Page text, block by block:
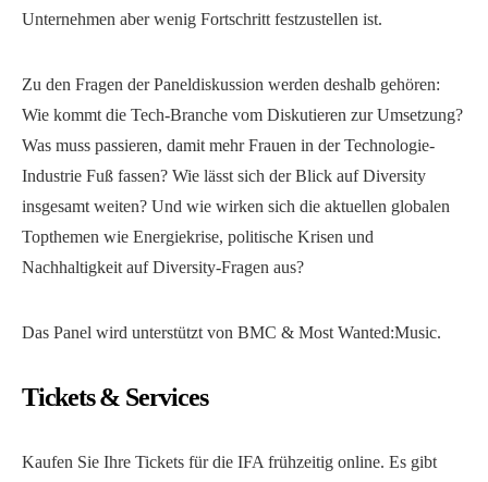
Unternehmen aber wenig Fortschritt festzustellen ist.
Zu den Fragen der Paneldiskussion werden deshalb gehören:
Wie kommt die Tech-Branche vom Diskutieren zur Umsetzung?
Was muss passieren, damit mehr Frauen in der Technologie-
Industrie Fuß fassen? Wie lässt sich der Blick auf Diversity
insgesamt weiten? Und wie wirken sich die aktuellen globalen
Topthemen wie Energiekrise, politische Krisen und
Nachhaltigkeit auf Diversity-Fragen aus?
Das Panel wird unterstützt von BMC & Most Wanted:Music.
Tickets & Services
Kaufen Sie Ihre Tickets für die IFA frühzeitig online. Es gibt